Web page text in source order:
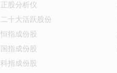
正股分析仪
二十大活跃股份
恒指成份股
国指成份股
科指成份股